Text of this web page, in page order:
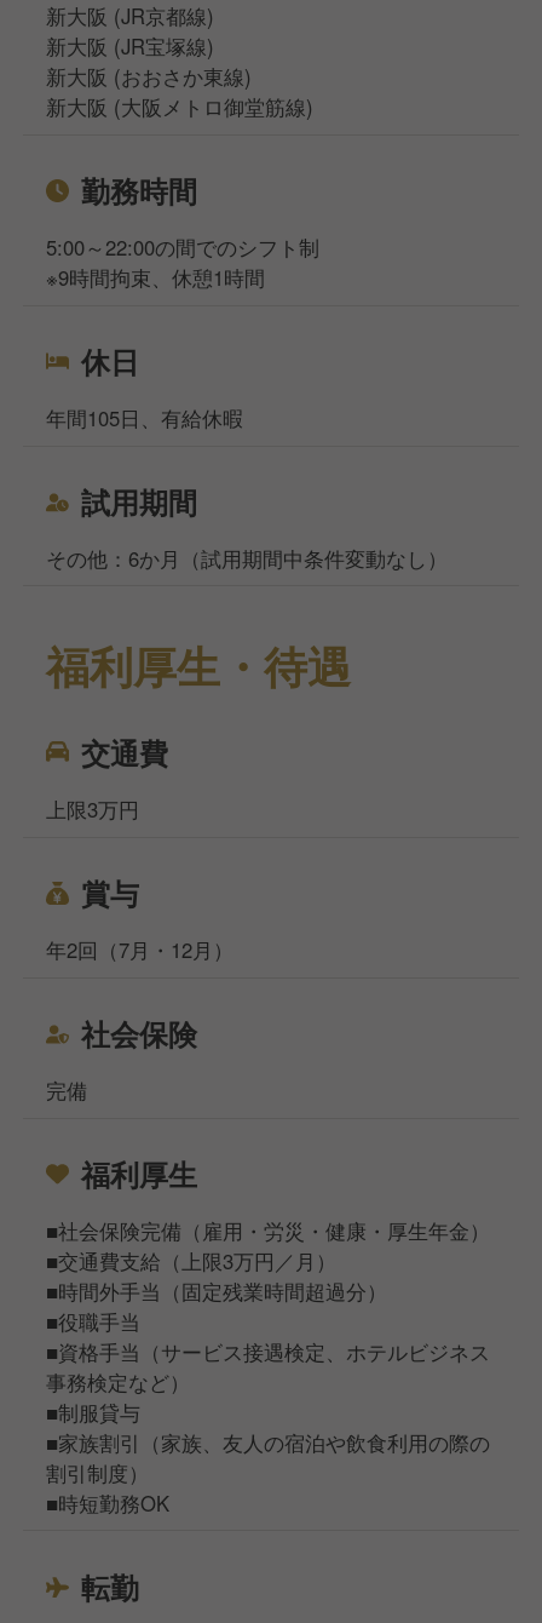
新大阪 (JR京都線)
新大阪 (JR宝塚線)
新大阪 (おおさか東線)
新大阪 (大阪メトロ御堂筋線)
勤務時間
5:00～22:00の間でのシフト制
※9時間拘束、休憩1時間
休日
年間105日、有給休暇
試用期間
その他：6か月（試用期間中条件変動なし）
福利厚生・待遇
交通費
上限3万円
賞与
年2回（7月・12月）
社会保険
完備
福利厚生
■社会保険完備（雇用・労災・健康・厚生年金）
■交通費支給（上限3万円／月）
■時間外手当（固定残業時間超過分）
■役職手当
■資格手当（サービス接遇検定、ホテルビジネス
事務検定など）
■制服貸与
■家族割引（家族、友人の宿泊や飲食利用の際の
割引制度）
■時短勤務OK
転勤